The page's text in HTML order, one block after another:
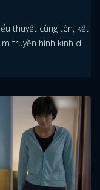
thuyết cùng tên, kết
truyền hình kinh dị